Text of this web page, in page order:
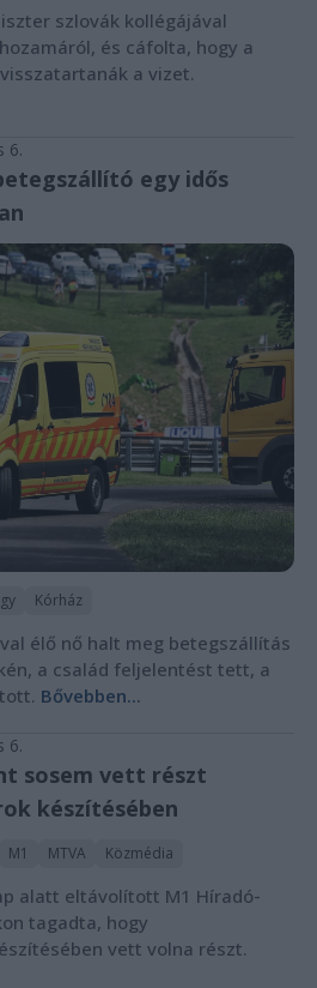
szlovák kollégájával
és cáfolta, hogy a
a vizet.
6.
egy idős
Kórház
élő nő halt meg betegszállítás
a család feljelentést tett, a
Bővebben...
6.
sosem vett részt
készítésében
M1 MTVA Közmédia
alatt eltávolított M1 Híradó-
tagadta, hogy
vett volna részt.